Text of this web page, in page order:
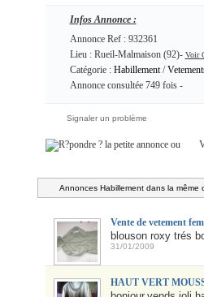
Infos Annonce :
Annonce Ref : 932361
Lieu : Rueil-Malmaison (92)- Voir
Catégorie : Habillement/
Annonce consultée 749 fois -
Signaler un problème
ou
Annonces Habillement dans la même
Vente de vetement
blouson roxy trés
31/01/2009
HAUT VERT